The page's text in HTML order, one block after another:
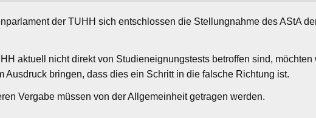
der TUHH sich entschlossen die Stellungnahme des AStA
aktuell nicht direkt von Studieneignungstests betroffen sind, möchten
Ausdruck bringen, dass dies ein Schritt in die falsche Richtung ist.
Vergabe müssen von der Allgemeinheit getragen werden.